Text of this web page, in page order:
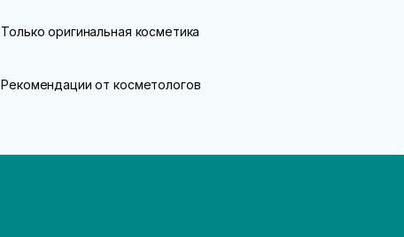
Только оригинальная косметика
Рекомендации от косметологов